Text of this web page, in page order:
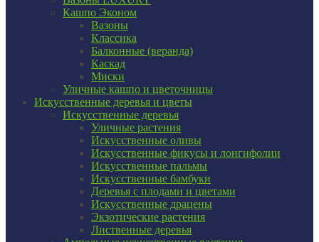
Кашпо Эконом
Вазоны
Классика
Балконные (веранда)
Каскад
Миски
Уличные кашпо и цветочницы
Искусственные деревья и цветы
Искусственные деревья
Уличные растения
Искусственные оливы
Искусственные фикусы и лонгифолии
Искусственные пальмы
Искусственные бамбуки
Деревья с плодами и цветами
Искусственные драцены
Экзотические растения
Лиственные деревья